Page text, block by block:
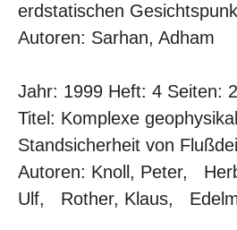
erdstatischen
Autoren: Sarhan, Adham
Jahr: 1999 Heft: 4 Seiten:
Titel: Komplexe
Standsicherheit von
Autoren: Knoll, Peter,
Ulf, Rother, Klaus,